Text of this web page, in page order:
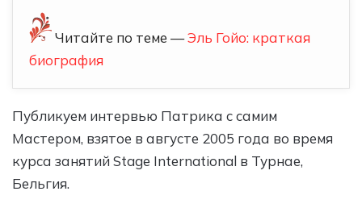
Читайте по теме —Эль Гойо: краткая
биография
Публикуем интервью Патрика с самим
Мастером, взятое в августе 2005 года во время
курса занятий Stage International в Турнае,
Бельгия.